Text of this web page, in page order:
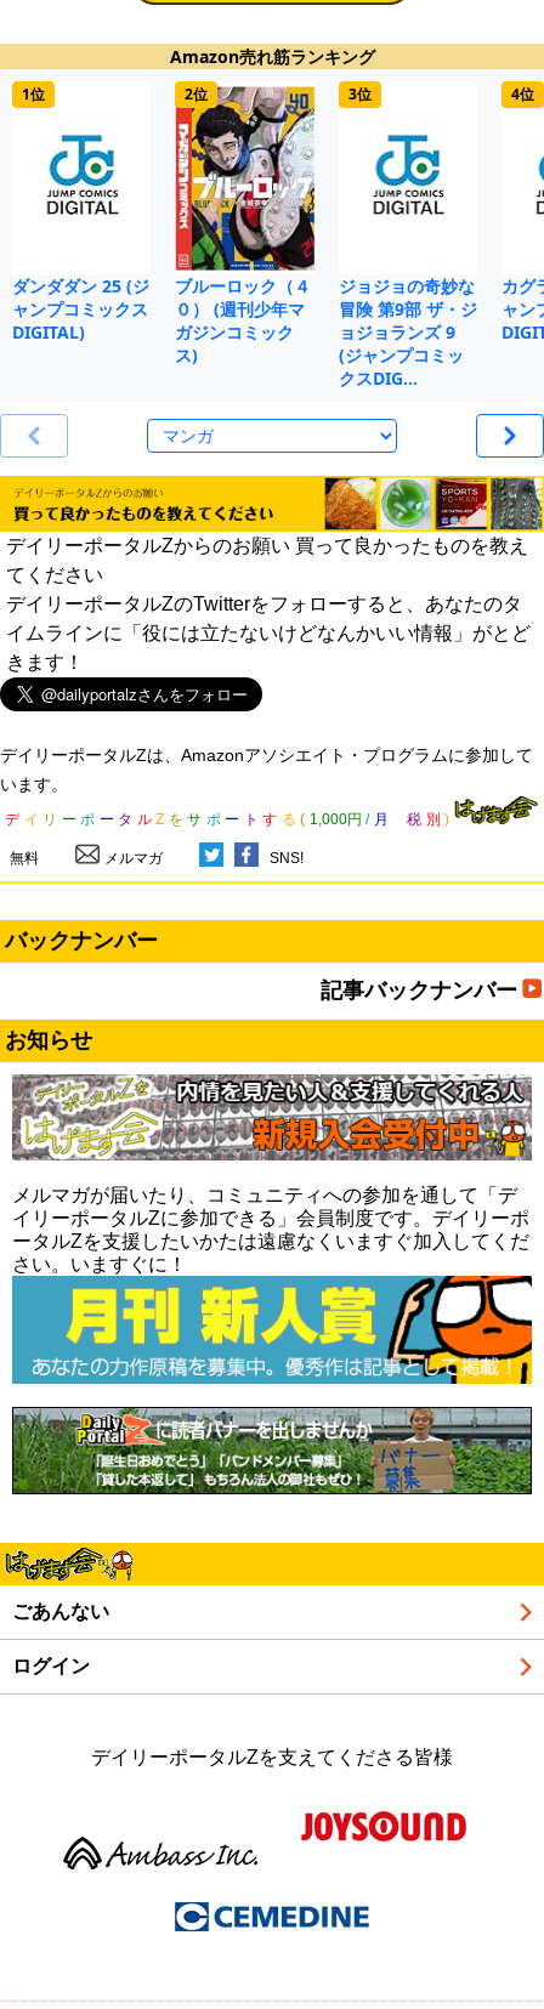
Amazon売れ筋ランキング
1位
ダンダダン 25 (ジ
ャンプコミックス
DIGITAL)
2位
ブルーロック（４
０） (週刊少年マ
ガジンコミック
ス)
3位
ジョジョの奇妙な
冒険 第9部 ザ・ジ
ョジョランズ 9
(ジャンプコミッ
クスDIG…
4位
カグ
ャン
デイリーポータルZからのお願い 買って良かったものを教え
てください
デイリーポータルZのTwitterをフォローすると、あなたのタ
イムラインに「役には立たないけどなんかいい情報」がとど
きます！
デイリーポータルZは、Amazonアソシエイト・プログラムに参加して
います。
デ イ リ ー ポ ー タ ル Z を サ ポ ー ト す る ( 1,000円 / 月 税 別 )
無料 メルマガ SNS!
バックナンバー
記事バックナンバー
お知らせ
メルマガが届いたり、コミュニティへの参加を通して「デ
イリーポータルZに参加できる」会員制度です。デイリーポ
ータルZを支援したいかたは遠慮なくいますぐ加入してくだ
さい。いますぐに！
ごあんない
ログイン
デイリーポータルZを支えてくださる皆様